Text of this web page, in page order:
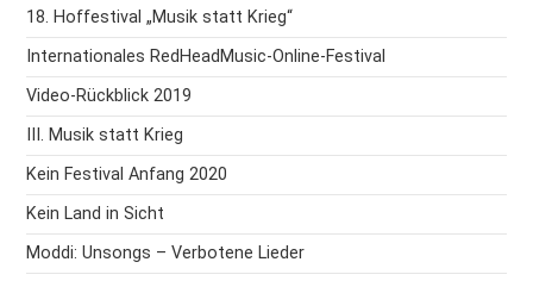
18. Hoffestival „Musik statt Krieg“
Internationales RedHeadMusic-Online-Festival
Video-Rückblick 2019
III. Musik statt Krieg
Kein Festival Anfang 2020
Kein Land in Sicht
Moddi: Unsongs – Verbotene Lieder